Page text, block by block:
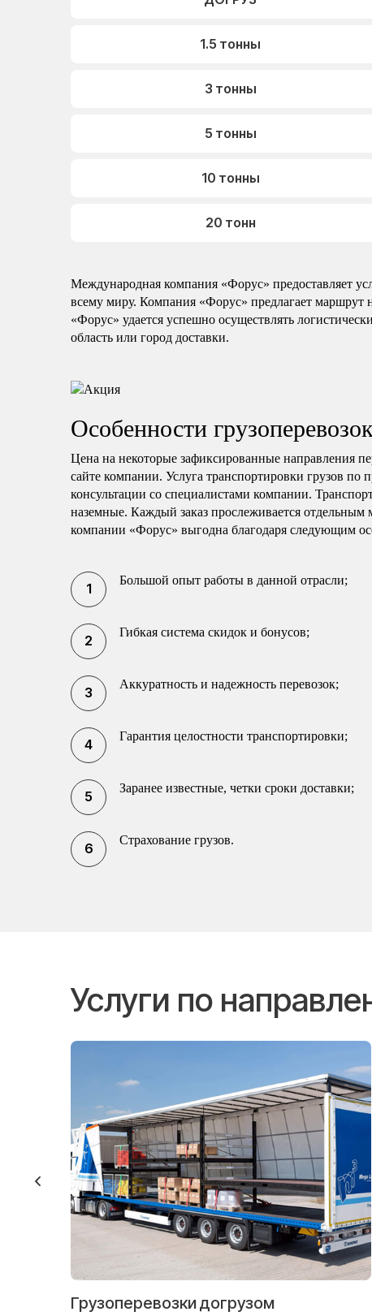
1.5 тонны
3 тонны
5 тонны
10 тонны
20 тонн
Международная компания «Форус» предоставляет
всему миру. Компания «Форус» предлагает
«Форус» удается успешно осуществлять
область или город доставки.
Особенности
Цена на некоторые зафиксированные направления
сайте компании. Услуга транспортировки грузов
консультации со специалистами компании.
наземные. Каждый заказ прослеживается
компании «Форус» выгодна благодаря следующим
Большой опыт работы в данной отрасли;
Гибкая система скидок и бонусов;
Аккуратность и надежность перевозок;
Гарантия целостности транспортировки;
Заранее известные, четки сроки доставки;
Страхование грузов.
Услуги по
Грузоперевозки догрузом